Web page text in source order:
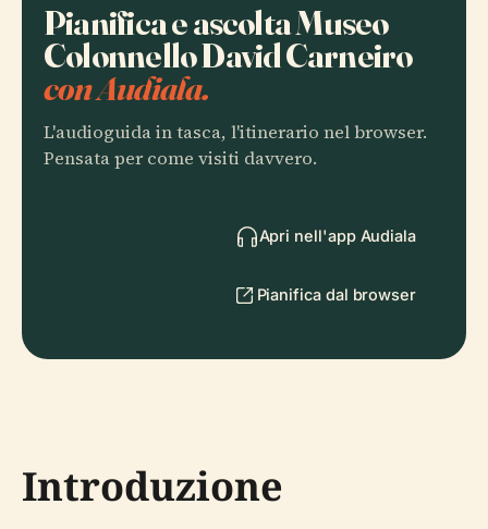
Pianifica e ascolta Museo
Colonnello David Carneiro
con Audiala.
L'audioguida in tasca, l'itinerario nel browser.
Pensata per come visiti davvero.
Apri nell'app Audiala
Pianifica dal browser
Introduzione